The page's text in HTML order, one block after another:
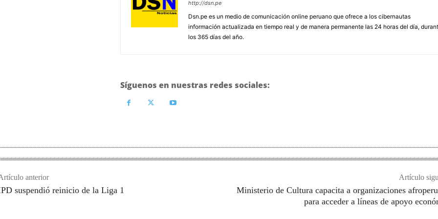
http://dsn.pe
Dsn.pe es un medio de comunicación online peruano que ofrece a los cibernautas
información actualizada en tiempo real y de manera permanente las 24 horas del día,
los 365 días del año.
Síguenos en nuestras redes sociales:
anterior
suspendió reinicio de la Liga 1
Artículo
Ministerio de Cultura capacita a organizaciones
para acceder a líneas de apoyo